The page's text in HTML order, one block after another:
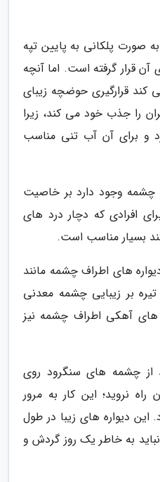
صورت پلکانی به پایین تپه
آن قرار گرفته است. اما آنچه
کند قرارگیری حوضچه زیبای
را جذب خود می کند، زیرا
و برای آن آب تنی مناسب
چشمه وجود دارد بر خاصیت
افرادی که دچار درد های
بسیار مناسب است.
های اطراف چشمه مانند
بر زیبایی چشمه معدنی
های آهکی اطراف چشمه نیز
از چشمه های سنگرود روی
نروید؛ این کار به مرور
دیواره های زیبا در طول
به خاطر یک روز گردش و